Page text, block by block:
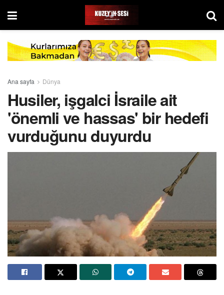
Ana sayfa Dünya
Husiler, işgalci İsraile ait
'önemli ve hassas' bir hedefi
vurduğunu duyurdu